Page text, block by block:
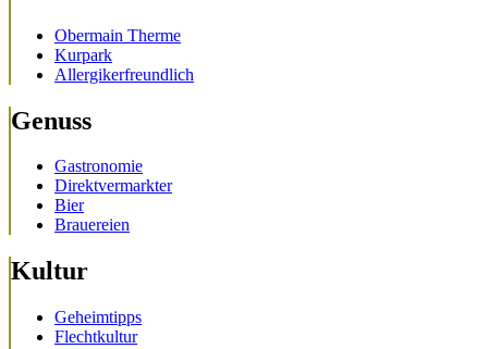
Obermain Therme
Kurpark
Allergikerfreundlich
Genuss
Gastronomie
Direktvermarkter
Bier
Brauereien
Kultur
Geheimtipps
Flechtkultur